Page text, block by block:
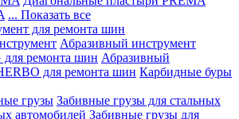
... Показать все
для ремонта шин
Абразивный инструмент
ремонта шин Абразивный
для ремонта шин Карбидные буры
грузы Забивные грузы для стальных
автомобилей Забивные грузы для